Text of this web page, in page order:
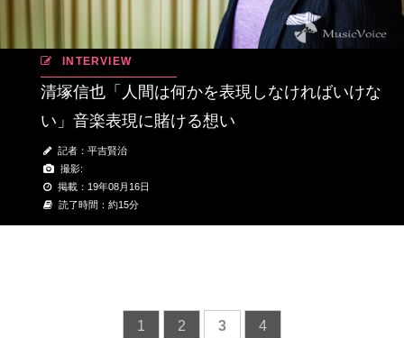
INTERVIEW
清塚信也「人間は何かを表現しなければいけな
い」音楽表現に賭ける想い
記者：平吉賢治
撮影:
掲載：19年08月16日
読了時間：約15分
1 2 3 4